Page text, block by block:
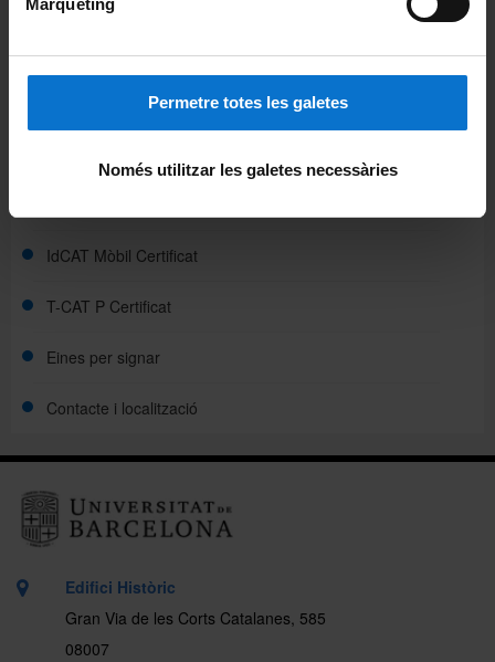
Permetre totes les galetes
Només utilitzar les galetes necessàries
Certificats digitals
IdCAT Mòbil Certificat
T-CAT P Certificat
Eines per signar
Contacte i localització
Comparteix-ho:
Edifici Històric
Gran Via de les Corts Catalanes, 585
08007